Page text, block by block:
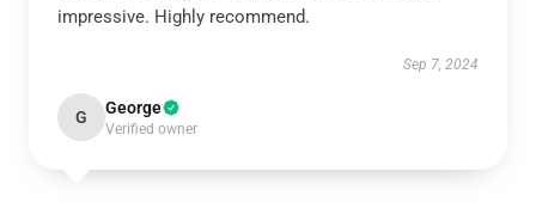
impressive. Highly recommend.
Sep 7, 2024
G George
Verified owner